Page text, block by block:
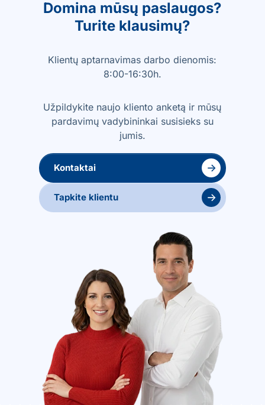
Domina mūsų paslaugos?
Turite klausimų?
Klientų aptarnavimas darbo dienomis:
8:00-16:30h.
Užpildykite naujo kliento anketą ir mūsų
pardavimų vadybininkai susisieks su
jumis.
Kontaktai →
Tapkite klientu →